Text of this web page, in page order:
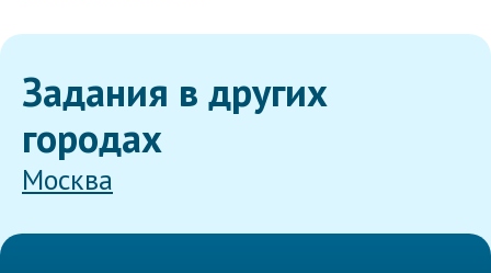
Задания в других
городах
Москва